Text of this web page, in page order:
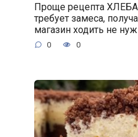
Проще рецепта
требует замеса,
магазин ходить не
0 0